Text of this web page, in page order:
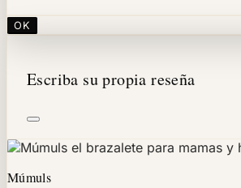
OK
Escriba su propia reseña
Múmuls